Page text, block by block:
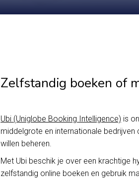
Zelfstandig boeken of
Ubi (Uniglobe Booking Intelligence) is
middelgrote en internationale
willen beheren.
Met Ubi beschik je over een krachtige
zelfstandig online boeken en gebruik